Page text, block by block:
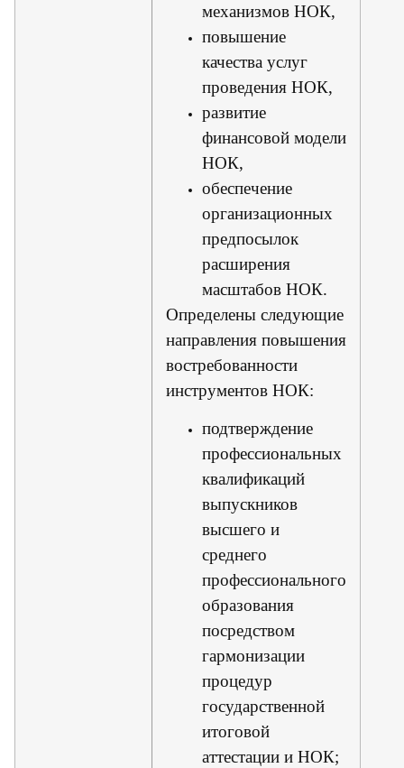
механизмов НОК,
повышение
качества услуг
проведения НОК,
развитие
финансовой модели
НОК,
обеспечение
организационных
предпосылок
расширения
масштабов НОК.
Определены следующие
направления повышения
востребованности
инструментов НОК:
подтверждение
профессиональных
квалификаций
выпускников
высшего и
среднего
профессионального
образования
посредством
гармонизации
процедур
государственной
итоговой
аттестации и НОК;